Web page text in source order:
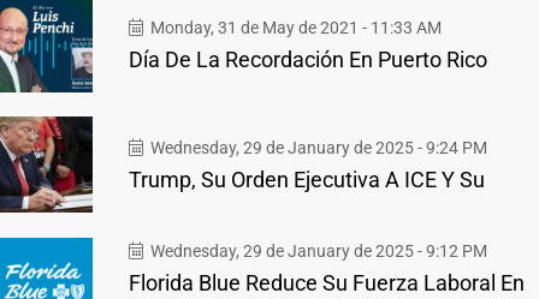
Monday, 31 de May de 2021 - 11:33 AM
Día De La Recordación En Puerto Rico
Wednesday, 29 de January de 2025 - 9:24 PM
Trump, Su Orden Ejecutiva A ICE Y Su
Wednesday, 29 de January de 2025 - 9:12 PM
Florida Blue Reduce Su Fuerza Laboral En